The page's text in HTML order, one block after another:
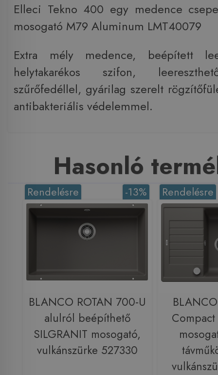
Elleci Tekno 400 egy medence
mosogató M79 Aluminum LMT40079
Extra mély medence, beépített
helytakarékos szifon,
szűrőfedéllel, gyárilag szerelt
antibakteriális védelemmel.
Hasonló
-13%
Rendelésre
BLANCO ROTAN 700-U
alulról beépíthető
SILGRANIT mosogató,
vulkánszürke 527330
Rendelésre
Compact